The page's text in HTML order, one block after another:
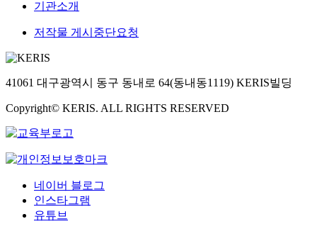
기관소개
저작물 게시중단요청
41061 대구광역시 동구 동내로 64(동내동1119) KERIS빌딩
Copyright© KERIS. ALL RIGHTS RESERVED
네이버 블로그
인스타그램
유튜브